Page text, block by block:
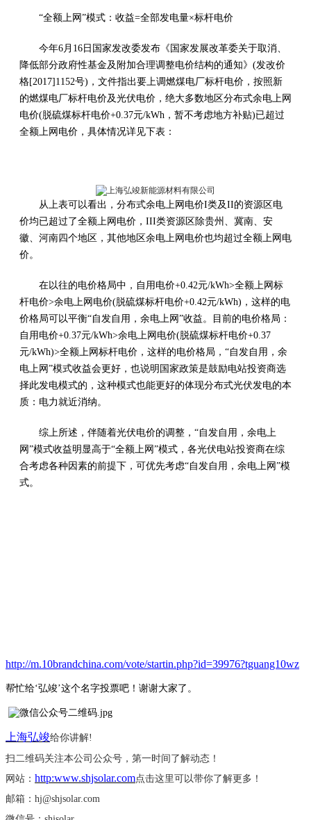
“全额上网”模式：收益=全部发电量×标杆电价
今年6月16日国家发改委发布《国家发展改革委关于取消、
降低部分政府性基金及附加合理调整电价结构的通知》(发改价
格[2017]1152号)，文件指出要上调燃煤电厂标杆电价，按照新
的燃煤电厂标杆电价及光伏电价，绝大多数地区分布式余电上网
电价(脱硫煤标杆电价+0.37元/kWh，暂不考虑地方补贴)已超过
全额上网电价，具体情况详见下表：
从上表可以看出，分布式余电上网电价I类及II的资源区电
价均已超过了全额上网电价，III类资源区除贵州、冀南、安
徽、河南四个地区，其他地区余电上网电价也均超过全额上网电
价。
在以往的电价格局中，自用电价+0.42元/kWh>全额上网标
杆电价>余电上网电价(脱硫煤标杆电价+0.42元/kWh)，这样的电
价格局可以平衡“自发自用，余电上网”收益。目前的电价格局：
自用电价+0.37元/kWh>余电上网电价(脱硫煤标杆电价+0.37
元/kWh)>全额上网标杆电价，这样的电价格局，“自发自用，余
电上网”模式收益会更好，也说明国家政策是鼓励电站投资商选
择此发电模式的，这种模式也能更好的体现分布式光伏发电的本
质：电力就近消纳。
综上所述，伴随着光伏电价的调整，“自发自用，余电上
网”模式收益明显高于“全额上网”模式，各光伏电站投资商在综
合考虑各种因素的前提下，可优先考虑“自发自用，余电上网”模
式。
http://m.10brandchina.com/vote/startin.php?id=39976?tguang10wz
帮忙给‘弘竣’这个名字投票吧！谢谢大家了。
上海弘竣给你讲解!
扫二维码关注本公司公众号，第一时间了解动态！
网站： http:www.shjsolar.com点击这里可以带你了解更多！
邮箱： hj@shjsolar.com